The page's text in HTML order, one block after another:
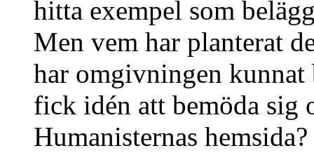
hitta exempel som
Men vem har planterat
har omgivningen kunnat
fick idén att bemöda sig
Humanisternas hemsida?